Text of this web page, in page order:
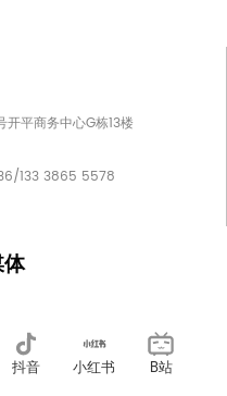
平商务中心G栋13楼
133 3865 5578
抖音 小红书 B站